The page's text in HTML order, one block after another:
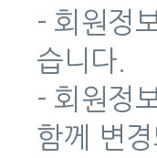
- 회원정
습니다.
- 회원정
함께 변